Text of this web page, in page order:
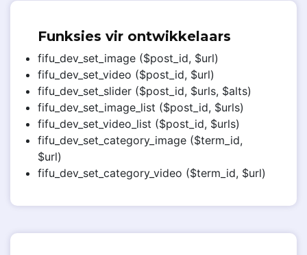
Funksies vir ontwikkelaars
fifu_dev_set_image ($post_id, $url)
fifu_dev_set_video ($post_id, $url)
fifu_dev_set_slider ($post_id, $urls, $alts)
fifu_dev_set_image_list ($post_id, $urls)
fifu_dev_set_video_list ($post_id, $urls)
fifu_dev_set_category_image ($term_id,
$url)
fifu_dev_set_category_video ($term_id, $url)